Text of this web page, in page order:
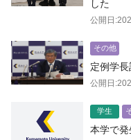
した
公開日
その他
定例学
公開日
学生
本学で